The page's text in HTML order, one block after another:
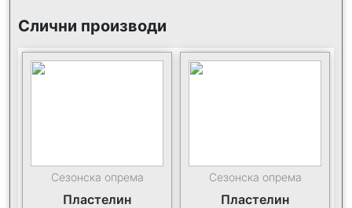
Слични производи
Сезонска опрема
Пластелин
Сезонска опрема
Пластелин